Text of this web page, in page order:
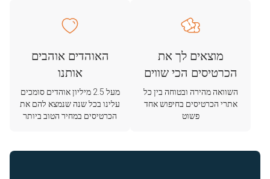
מוצאים לך את
הכרטיסים הכי שווים
השוואה מהירה ובטוחה בין כל
אתרי הכרטיסים בחיפוש אחד
פשוט
האוהדים אוהבים
אותנו
מעל 2.5 מיליון אוהדים סומכים
עלינו בכל שנה שנמצא להם את
הכרטיסים במחיר הטוב ביותר